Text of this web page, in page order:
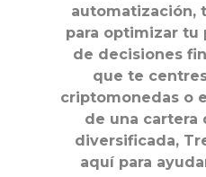
automatización,
para optimizar tu
de decisiones
que te
criptomonedas o
de una cartera
diversificada,
aquí para